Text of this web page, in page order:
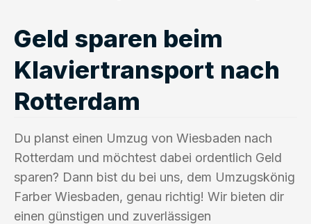
Geld sparen beim
Klaviertransport nach
Rotterdam
Du planst einen Umzug von Wiesbaden nach
Rotterdam und möchtest dabei ordentlich Geld
sparen? Dann bist du bei uns, dem Umzugskönig
Farber Wiesbaden, genau richtig! Wir bieten dir
einen günstigen und zuverlässigen